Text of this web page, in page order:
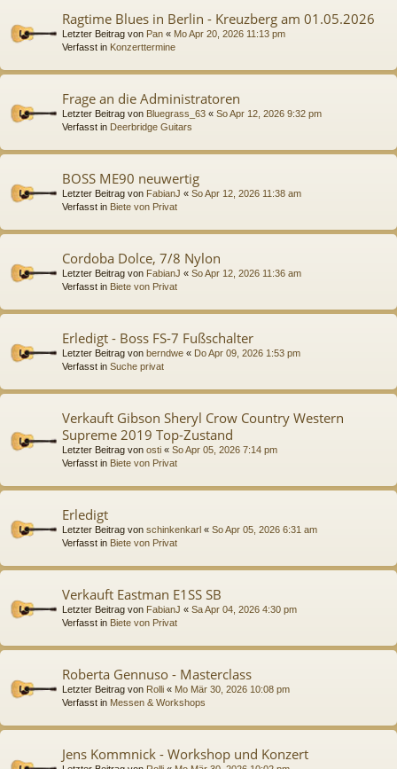
Ragtime Blues in Berlin - Kreuzberg am 01.05.2026
Letzter Beitrag von Pan « Mo Apr 20, 2026 11:13 pm
Verfasst in Konzerttermine
Frage an die Administratoren
Letzter Beitrag von Bluegrass_63 « So Apr 12, 2026 9:32 pm
Verfasst in Deerbridge Guitars
BOSS ME90 neuwertig
Letzter Beitrag von FabianJ « So Apr 12, 2026 11:38 am
Verfasst in Biete von Privat
Cordoba Dolce, 7/8 Nylon
Letzter Beitrag von FabianJ « So Apr 12, 2026 11:36 am
Verfasst in Biete von Privat
Erledigt - Boss FS-7 Fußschalter
Letzter Beitrag von berndwe « Do Apr 09, 2026 1:53 pm
Verfasst in Suche privat
Verkauft Gibson Sheryl Crow Country Western
Supreme 2019 Top-Zustand
Letzter Beitrag von osti « So Apr 05, 2026 7:14 pm
Verfasst in Biete von Privat
Erledigt
Letzter Beitrag von schinkenkarl « So Apr 05, 2026 6:31 am
Verfasst in Biete von Privat
Verkauft Eastman E1SS SB
Letzter Beitrag von FabianJ « Sa Apr 04, 2026 4:30 pm
Verfasst in Biete von Privat
Roberta Gennuso - Masterclass
Letzter Beitrag von Rolli « Mo Mär 30, 2026 10:08 pm
Verfasst in Messen & Workshops
Jens Kommnick - Workshop und Konzert